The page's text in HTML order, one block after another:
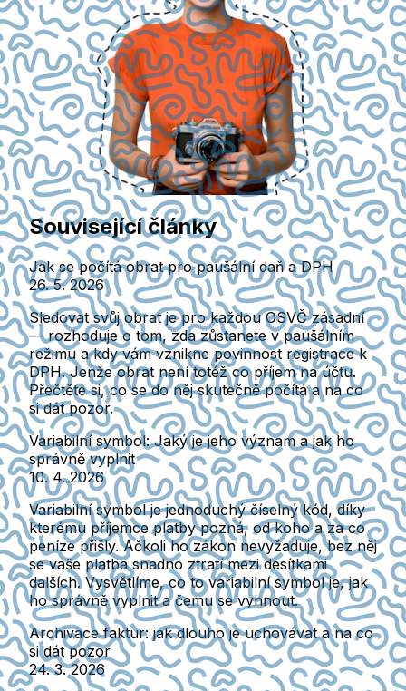
Související články
Jak se počítá obrat pro paušální daň a DPH
26. 5. 2026
Sledovat svůj obrat je pro každou OSVČ zásadní
— rozhoduje o tom, zda zůstanete v paušálním
režimu a kdy vám vznikne povinnost registrace k
DPH. Jenže obrat není totéž co příjem na účtu.
Přečtěte si, co se do něj skutečně počítá a na co
si dát pozor.
Variabilní symbol: Jaký je jeho význam a jak ho
správně vyplnit
10. 4. 2026
Variabilní symbol je jednoduchý číselný kód, díky
kterému příjemce platby pozná, od koho a za co
peníze přišly. Ačkoli ho zákon nevyžaduje, bez něj
se vaše platba snadno ztratí mezi desítkami
dalších. Vysvětlíme, co to variabilní symbol je, jak
ho správně vyplnit a čemu se vyhnout.
Archivace faktur: jak dlouho je uchovávat a na co
si dát pozor
24. 3. 2026